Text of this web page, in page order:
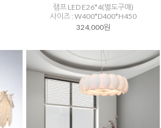
램프 LED E26*4(별도구매)
사이즈 : W400*D400*H450
324,000원